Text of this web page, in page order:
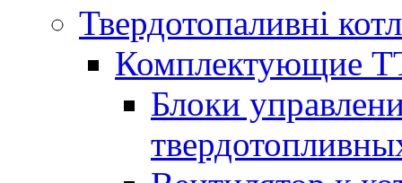
Твердотопаливні
Комплектующие
Блоки